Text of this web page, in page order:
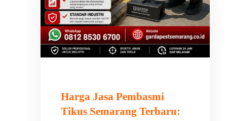
Harga Jasa Pembasmi
Tikus Semarang Terbaru: